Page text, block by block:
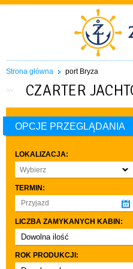
Strona główna port Bryza
CZARTER
OPCJE PRZEGLĄDANIA
LOKALIZACJA:
Wybierz
TERMIN:
LICZBA ZAMYKANYCH KABIN:
Dowolna ilość
co najmniej 1
co najmniej 2
ROK PRODUKCJI: